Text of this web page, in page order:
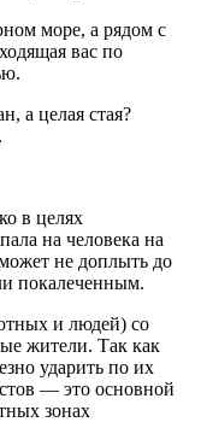
море, а рядом с
вас по
а целая стая?
в целях
на человека на
не доплыть до
покалеченным.
и людей) со
жители. Так как
ударить по их
— это основной
зонах